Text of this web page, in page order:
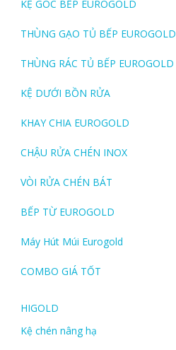
KỆ GÓC BẾP EUROGOLD
THÙNG GẠO TỦ BẾP EUROGOLD
THÙNG RÁC TỦ BẾP EUROGOLD
KỆ DƯỚI BỒN RỬA
KHAY CHIA EUROGOLD
CHẬU RỬA CHÉN INOX
VÒI RỬA CHÉN BÁT
BẾP TỪ EUROGOLD
Máy Hút Múi Eurogold
COMBO GIÁ TỐT
HIGOLD
Kệ chén nâng hạ